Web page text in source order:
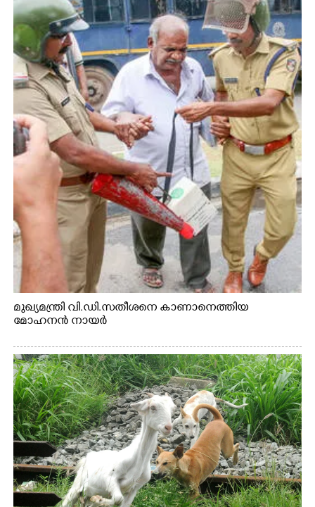
മുഖ്യമന്ത്രി വി.ഡി.സതീശനെ കാണാനെത്തിയ
മോഹനൻ നായർ